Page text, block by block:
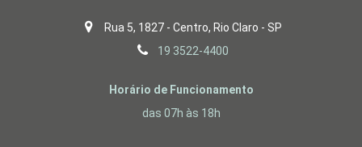
Rua 5, 1827 - Centro, Rio Claro - SP
19 3522-4400
Horário de Funcionamento
das 07h às 18h